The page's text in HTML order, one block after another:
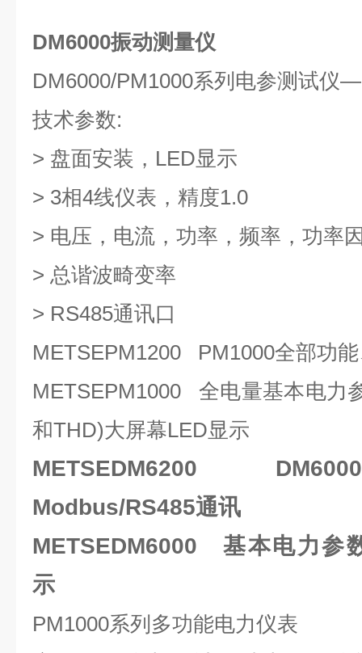
DM6000振动测量仪
DM6000/PM1000系列电参测试仪
技术参数:
> 盘面安装，LED显示
> 3相4线仪表，精度1.0
> 电压，电流，功率，频率，功率
> 总谐波畸变率
> RS485通讯口
METSEPM1200 PM1000全部功
METSEPM1000 全电量基本电力
和THD)大屏幕LED显示
METSEDM6200
Modbus/RS485通讯
METSEDM6000 基本电力参
示
PM1000系列多功能电力仪表